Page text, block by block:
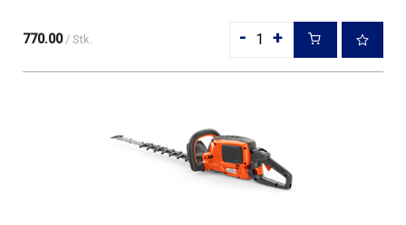
- +
770.00 / Stk.